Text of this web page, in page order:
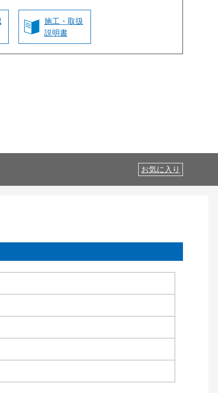
施工・取扱
説明書
お気に入り